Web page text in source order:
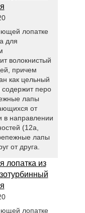
лопатке
для
волокнистый
причем
как цельный
содержит перо
лапы
от
в направлении
(12a,
лапы
от друга.
лопатка из
лопатке